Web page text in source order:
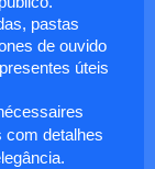
pastas
de ouvido
úteis
com detalhes